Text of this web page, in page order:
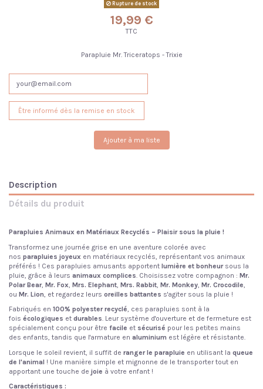
Rupture de stock
19,99 €
TTC
Parapluie Mr. Triceratops - Trixie
Ajouter à ma liste
Description
Détails du produit
Parapluies Animaux en Matériaux Recyclés – Plaisir sous la pluie !
Transformez une journée grise en une aventure colorée avec
nos parapluies joyeux en matériaux recyclés, représentant vos animaux
préférés ! Ces parapluies amusants apportent lumière et bonheursous la
pluie, grâce à leurs animaux complices . Choisissez votre compagnon : Mr.
Polar Bear, Mr. Fox Mrs. Elephant Mrs. Rabbit Mr. Monkey Mr. Crocodile
ou Mr. Lion , et regardez leurs oreilles battantes s'agiter sous la pluie !
Fabriqués en 100% polyester recyclé, ces parapluies sont à la
fois écologiques et durables. Leur système d'ouverture et de fermeture est
spécialement conçu pour être facile et sécurisé pour les petites mains
des enfants, tandis que l'armature en aluminium est légère et résistante.
Lorsque le soleil revient, il suffit de ranger le parapluie en utilisant la queue
de l'animal ! Une manière simple et mignonne de le transporter tout en
apportant une touche de joie à votre enfant !
Caractéristiques :